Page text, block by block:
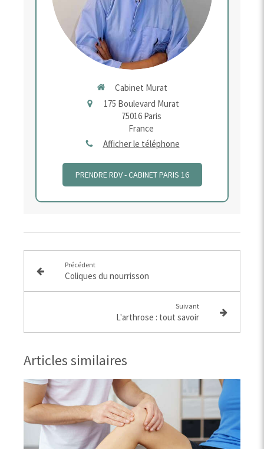
Cabinet Murat
175 Boulevard Murat
75016 Paris
France
Afficher le téléphone
PRENDRE RDV - CABINET PARIS 16
Précédent
Coliques du nourrisson
Suivant
L'arthrose : tout savoir
Articles similaires